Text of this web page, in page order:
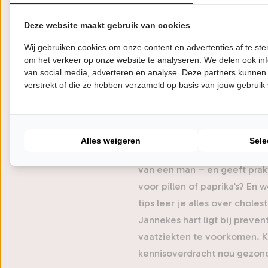
hart- en vaatziekten kan
van Dr. Janneke Wittekoek -
cardioloog,
tv-programma’s als ‘De
en dat maar liefst acht
Even terug: het overgrote
moeten we doen - en dan
waarbij ze ons theater tot
steeds doodsoorzaak
van een man – en geeft
voor pillen of paprika’s? En
tips leer je alles over
Jannekes hart ligt bij
vaatziekten te voorkomen.
kennisoverdracht nou
Deze website maakt gebruik van cookies
Wij gebruiken cookies om onze content en advertenties af te
om het verkeer op onze website te analyseren. We delen ook
van social media, adverteren en analyse. Deze partners
verstrekt of die ze hebben verzameld op basis van jouw gebruik
Alles weigeren